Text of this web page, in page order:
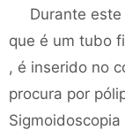
Durante
que é um tubo
, é inserido no
procura por
Sigmoidoscopia